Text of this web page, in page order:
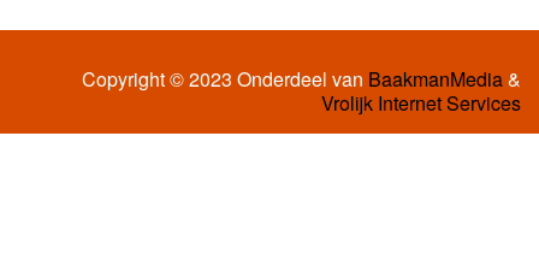
Copyright © 2023 Onderdeel van BaakmanMedia&
Vrolijk Internet Services